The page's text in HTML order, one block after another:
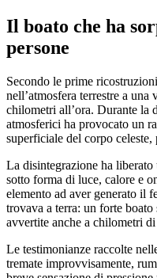
Il boato che ha
persone
Secondo le prime
nell’atmosfera terrestre a
chilometri all’ora. Durante la
atmosferici ha provocato un
superficiale del corpo
La disintegrazione ha
sotto forma di luce, calore e
elemento ad aver generato il
trovava a terra: un forte
avvertite anche a chilometri di
Le testimonianze raccolte
tremate improvvisamente,